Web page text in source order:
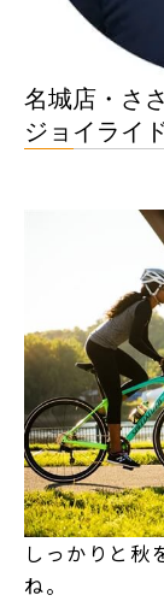
名城店・さ
ジョイライ
しっかりと秋
ね。